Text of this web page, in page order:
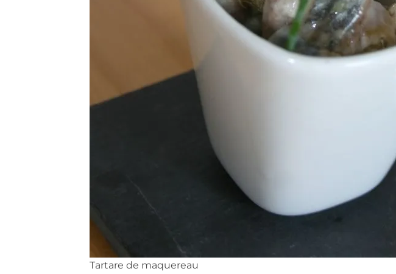
Tartare de maquereau